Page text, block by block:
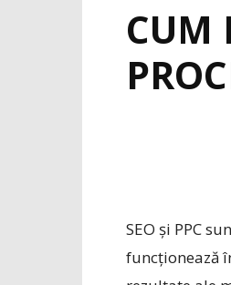
CUM
SEO și PPC
funcționează